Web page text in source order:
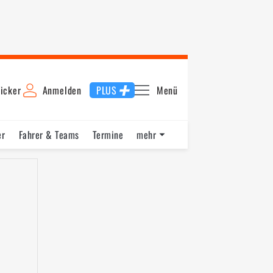
Anmelden PLUS Menü
Fahrer & Teams
Termine
mehr